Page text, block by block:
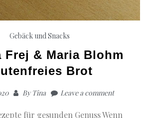
Gebäck und Snacks
Frej & Maria Blohm
Brot
ByTina Leave a comment
für gesunden Genuss Wenn